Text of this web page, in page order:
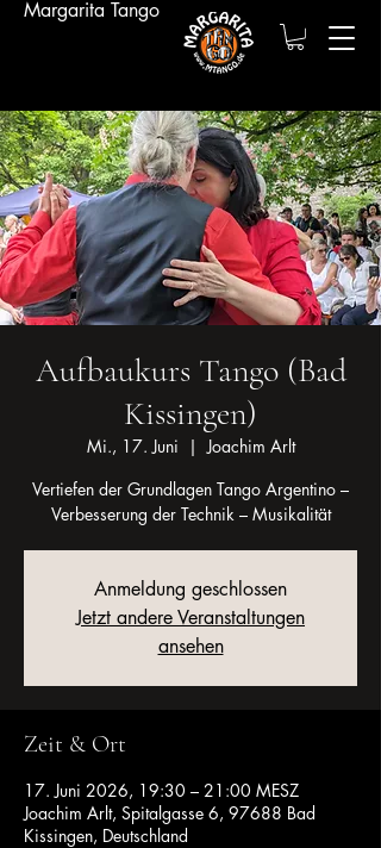
Margarita Tango
Aufbaukurs Tango (Bad
Kissingen)
Mi., 17. Juni
  |
Joachim Arlt
Vertiefen der Grundlagen Tango Argentino –
Verbesserung der Technik – Musikalität
Anmeldung geschlossen
Jetzt andere Veranstaltungen
ansehen
Zeit & Ort
17. Juni 2026, 19:30 – 21:00 MESZ
Joachim Arlt, Spitalgasse 6, 97688 Bad
Kissingen, Deutschland